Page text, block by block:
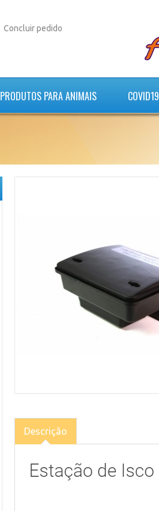
Concluir pedido
PRODUTOS PARA ANIMAIS COVID19
Descrição